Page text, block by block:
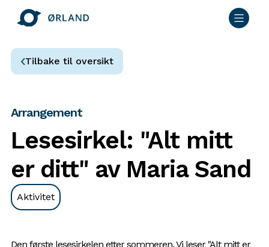
Tilbake til oversikt
Arrangement
Lesesirkel: "Alt mitt
er ditt" av Maria Sand
Aktivitet
Den første lesesirkelen etter sommeren. Vi leser "Alt mitt er